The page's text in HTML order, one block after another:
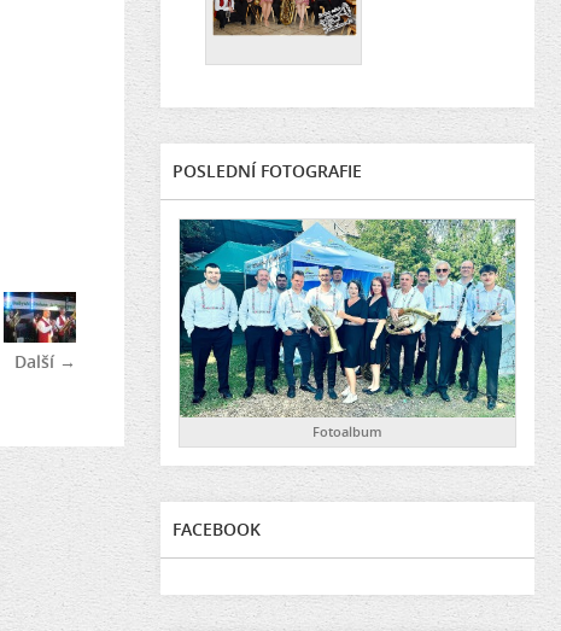
Další →
POSLEDNÍ FOTOGRAFIE
Fotoalbum
FACEBOOK